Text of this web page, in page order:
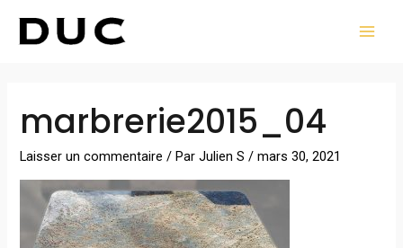
marbrerie2015_04
Laisser un commentaire / ParJulien S/mars 30, 2021
des